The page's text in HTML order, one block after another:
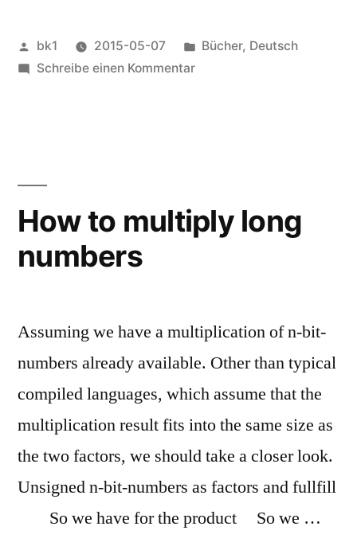
Veröffentlicht
von
bk1 2015-05-07
Veröffentlicht
Bücher, Deutsch
Schreibe einen Kommentarzu
How to multiply long
numbers
Assuming we have a multiplication of n-bit-
numbers already available. Other than typical
compiled languages, which assume that the
multiplication result fits into the same size as
the two factors, we should take a closer look.
Unsigned n-bit-numbers as factors and fullfill
So we have for the product So we …